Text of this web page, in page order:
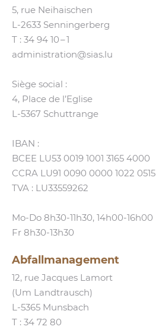
5, rue Neihaischen
L‑2633 Senningerberg
T : 34 94 10 – 1
administration@​sias.​lu
Siège social :
4, Place de l’Eglise
L‑5367 Schuttrange
IBAN :
BCEE LU53 0019 1001 3165 4000
CCRA LU91 0090 0000 1022 0515
TVA : LU33559262
Mo-Do 8h30-11h30, 14h00-16h00
Fr 8h30-13h30
Abfallmanagement
12, rue Jacques Lamort
(Um Landtrausch)
L‑5365 Munsbach
T : 34 72 80